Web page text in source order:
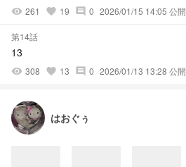
visibility 261 favorite 19 comment 0 2026/01/15 14:05 公開
第14話
13
visibility 308 favorite 13 comment 0 2026/01/13 13:28 公開
はおぐぅ